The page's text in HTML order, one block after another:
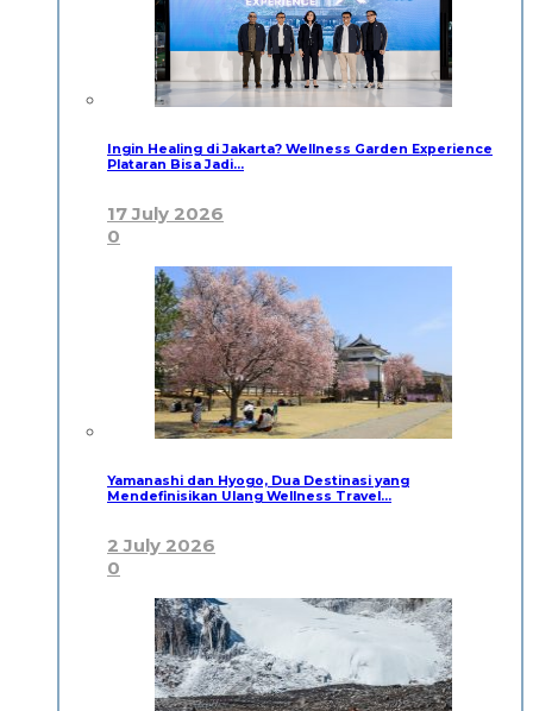
Ingin Healing di Jakarta? Wellness Garden Experience
Plataran Bisa Jadi…
17 July 2026
0
Yamanashi dan Hyogo, Dua Destinasi yang
Mendefinisikan Ulang Wellness Travel…
2 July 2026
0